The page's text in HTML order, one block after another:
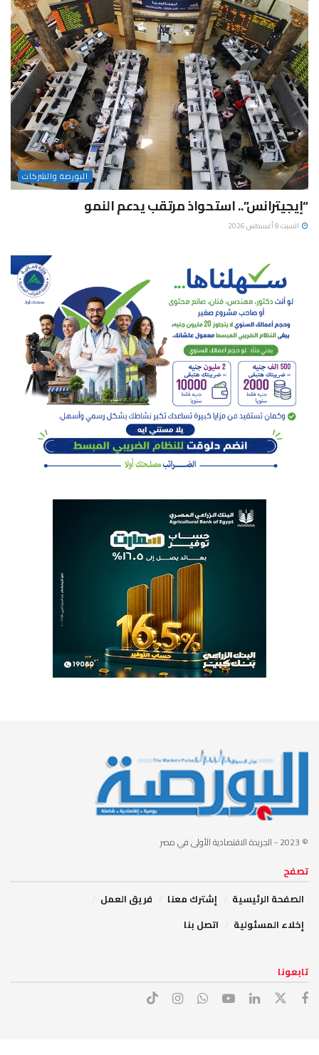
البورصة والشركات
“إيجيترانس”.. استحواذ مرتقب يدعم النمو
السبت 8 أغسطس 2026
© 2023 - الجريدة الاقتصادية الأولى في مصر
تصفح
الصفحة الرئيسية
إشترك معنا
فريق العمل
إخلاء المسئولية
اتصل بنا
تابعونا